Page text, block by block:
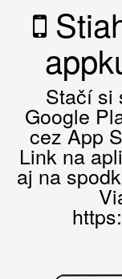
Stačí si
Google
cez App
Link na
aj na